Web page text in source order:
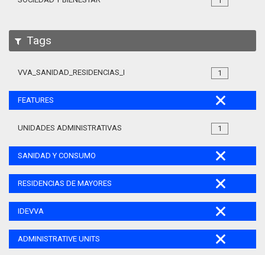
Tags
1
VVA_SANIDAD_RESIDENCIAS_MAYORES_105
FEATURES
1
UNIDADES ADMINISTRATIVAS
SANIDAD Y CONSUMO
RESIDENCIAS DE MAYORES
IDEVVA
ADMINISTRATIVE UNITS